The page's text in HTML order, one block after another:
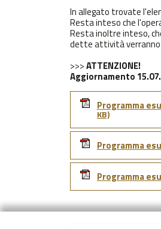
In allegato trovate
Resta inteso che
Resta inoltre inteso,
dette attività verranno
>>>ATTENZIONE!
Aggiornamento
Programma
KB)
Programma
Programma